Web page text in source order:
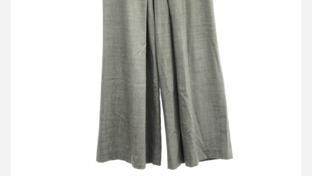
アーツアンドサイエンス 24AW ウールワイドトラウザーパンツ
買取金額9,600円
詳しく見る